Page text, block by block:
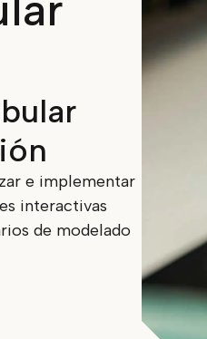
e implementar
interactivas
de modelado